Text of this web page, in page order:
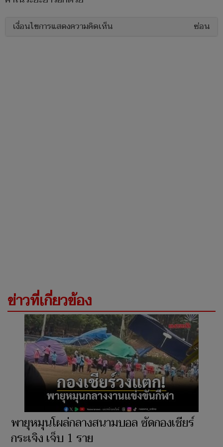
เงื่อนไขการแสดงความคิดเห็น ซ่อน
ข่าวที่เกี่ยวข้อง
พายุหมุนโผล่กลางสนามบอล ซัดกองเชียร์
กระเจิง เจ็บ 1 ราย